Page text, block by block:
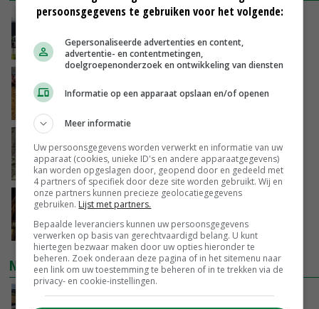
Gemiddelde Europese melkprijs daalt licht in
VANDAAG, 17:04
varkensvleesketen
maximaal 20 euro
VANDAAG, 14:59
Spontane boerenacties in Twente en
Apeldoorn zetten de trend
VANDAAG, 14:48
NIEUWSTE VIDEO'S
Droogte veroorzaakt steeds meer problemen:
persoonsgegevens te gebruiken voor het volgende:
Gepersonaliseerde advertenties en content,
advertentie- en contentmetingen,
doelgroepenonderzoek en ontwikkeling van diensten
Informatie op een apparaat opslaan en/of openen
Meer informatie
Uw persoonsgegevens worden verwerkt en informatie van uw
apparaat (cookies, unieke ID's en andere apparaatgegevens)
kan worden opgeslagen door, geopend door en gedeeld met
4 partners of specifiek door deze site worden gebruikt. Wij en
onze partners kunnen precieze geolocatiegegevens
gebruiken. Lijst met partners.
Bepaalde leveranciers kunnen uw persoonsgegevens
verwerken op basis van gerechtvaardigd belang. U kunt
hiertegen bezwaar maken door uw opties hieronder te
beheren. Zoek onderaan deze pagina of in het sitemenu naar
een link om uw toestemming te beheren of in te trekken via de
privacy- en cookie-instellingen.